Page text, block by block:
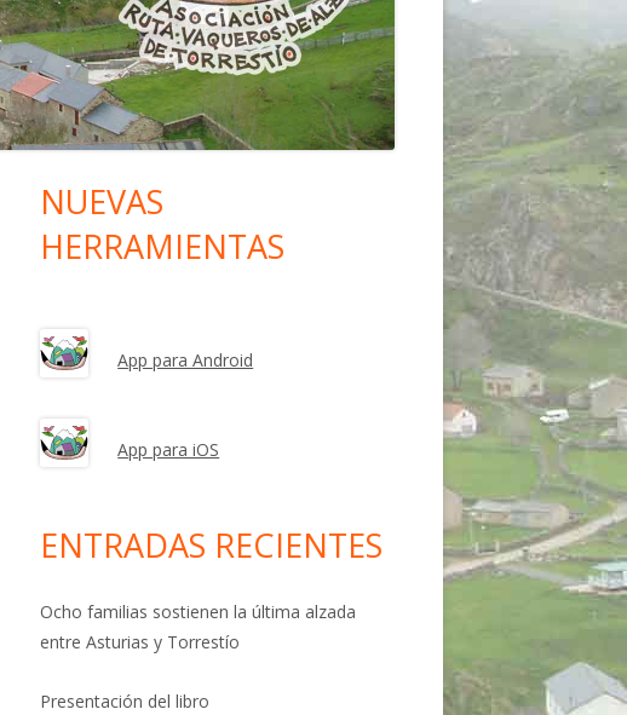
Barra
lateral
NUEVAS
HERRAMIENTAS
App para Android
App para iOS
ENTRADAS RECIENTES
Ocho familias sostienen la última alzada
entre Asturias y Torrestío
Presentación del libro